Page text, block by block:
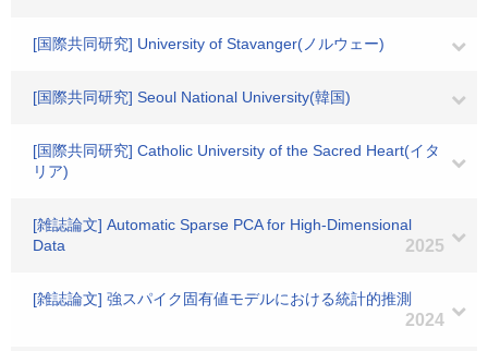
[国際共同研究] University of Stavanger(ノルウェー)
[国際共同研究] Seoul National University(韓国)
[国際共同研究] Catholic University of the Sacred Heart(イタ
リア)
[雑誌論文] Automatic Sparse PCA for High-Dimensional
Data
2025
[雑誌論文] 強スパイク固有値モデルにおける統計的推測
2024